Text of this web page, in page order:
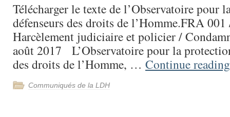
Télécharger le texte de l’Observatoire pour
défenseurs des droits de l’Homme.FRA
Harcèlement judiciaire et policier /
août 2017 L’Observatoire pour la
des droits de l’Homme, … Continue
Communiqués de la LDH